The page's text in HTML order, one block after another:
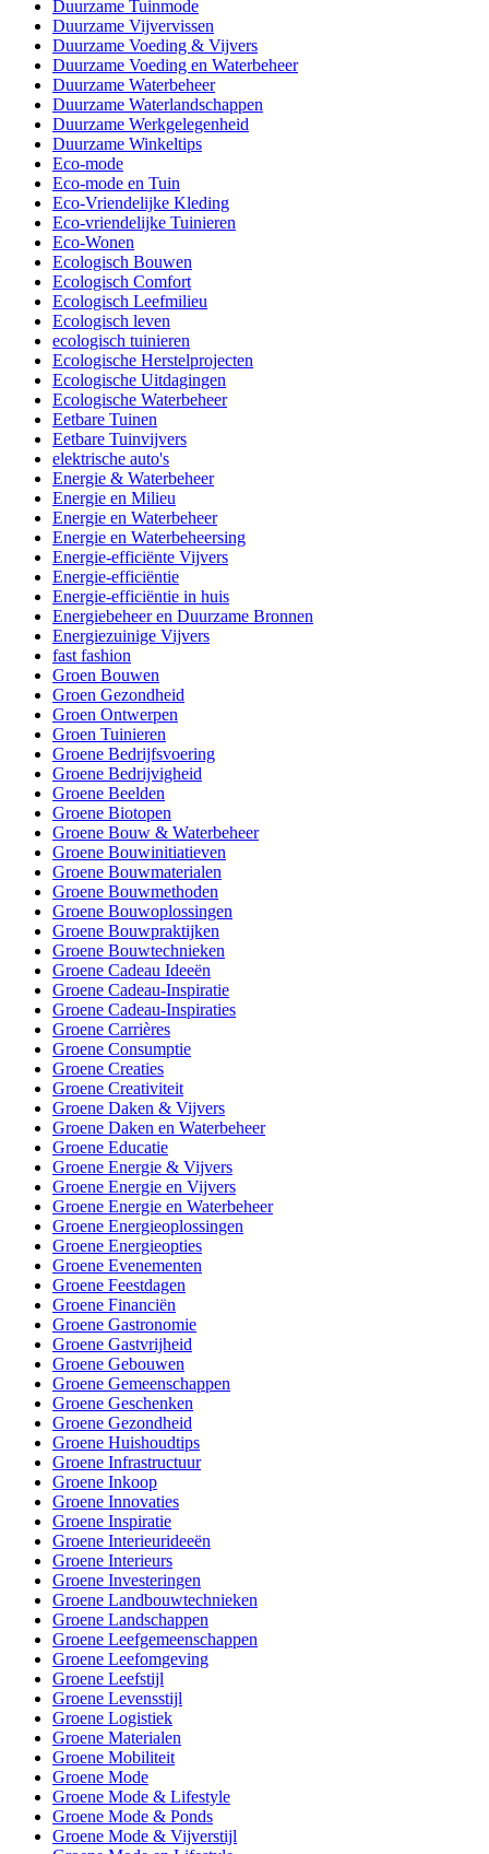
Duurzame Tuinmode
Duurzame Vijvervissen
Duurzame Voeding & Vijvers
Duurzame Voeding en Waterbeheer
Duurzame Waterbeheer
Duurzame Waterlandschappen
Duurzame Werkgelegenheid
Duurzame Winkeltips
Eco-mode
Eco-mode en Tuin
Eco-Vriendelijke Kleding
Eco-vriendelijke Tuinieren
Eco-Wonen
Ecologisch Bouwen
Ecologisch Comfort
Ecologisch Leefmilieu
Ecologisch leven
ecologisch tuinieren
Ecologische Herstelprojecten
Ecologische Uitdagingen
Ecologische Waterbeheer
Eetbare Tuinen
Eetbare Tuinvijvers
elektrische auto's
Energie & Waterbeheer
Energie en Milieu
Energie en Waterbeheer
Energie en Waterbeheersing
Energie-efficiënte Vijvers
Energie-efficiëntie
Energie-efficiëntie in huis
Energiebeheer en Duurzame Bronnen
Energiezuinige Vijvers
fast fashion
Groen Bouwen
Groen Gezondheid
Groen Ontwerpen
Groen Tuinieren
Groene Bedrijfsvoering
Groene Bedrijvigheid
Groene Beelden
Groene Biotopen
Groene Bouw & Waterbeheer
Groene Bouwinitiatieven
Groene Bouwmaterialen
Groene Bouwmethoden
Groene Bouwoplossingen
Groene Bouwpraktijken
Groene Bouwtechnieken
Groene Cadeau Ideeën
Groene Cadeau-Inspiratie
Groene Cadeau-Inspiraties
Groene Carrières
Groene Consumptie
Groene Creaties
Groene Creativiteit
Groene Daken & Vijvers
Groene Daken en Waterbeheer
Groene Educatie
Groene Energie & Vijvers
Groene Energie en Vijvers
Groene Energie en Waterbeheer
Groene Energieoplossingen
Groene Energieopties
Groene Evenementen
Groene Feestdagen
Groene Financiën
Groene Gastronomie
Groene Gastvrijheid
Groene Gebouwen
Groene Gemeenschappen
Groene Geschenken
Groene Gezondheid
Groene Huishoudtips
Groene Infrastructuur
Groene Inkoop
Groene Innovaties
Groene Inspiratie
Groene Interieurideeën
Groene Interieurs
Groene Investeringen
Groene Landbouwtechnieken
Groene Landschappen
Groene Leefgemeenschappen
Groene Leefomgeving
Groene Leefstijl
Groene Levensstijl
Groene Logistiek
Groene Materialen
Groene Mobiliteit
Groene Mode
Groene Mode & Lifestyle
Groene Mode & Ponds
Groene Mode & Vijverstijl